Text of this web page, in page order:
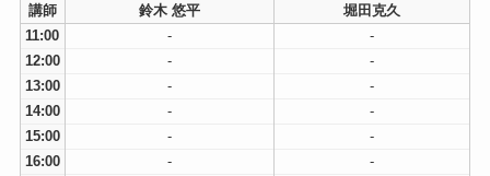
講師 鈴木 悠平
堀田克久
11:00
-
-
12:00
-
-
13:00
-
-
14:00
-
-
15:00
-
-
16:00
-
-